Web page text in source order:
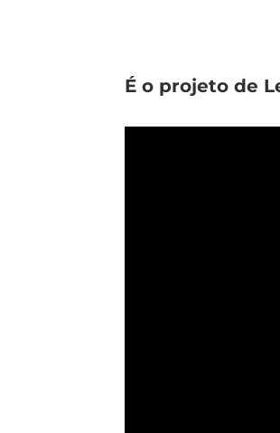
É o projeto de